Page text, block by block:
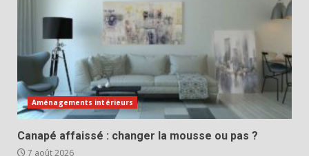
Aménagements intérieurs
Canapé affaissé : changer la mousse ou pas ?
7 août 2026